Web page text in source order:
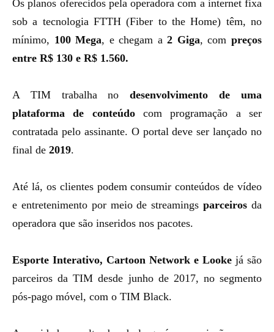
Osplanos oferecidos pela operadora com a internet fixa
sob a tecnologia FTTH (Fiber to the Home) têm, no
mínimo, 100 Mega, e chegam a2 Giga, compreços
entre R$ 130 e R$ 1.560.
A TIM trabalha nodesenvolvimento de uma
plataforma de conteúdocom programação a ser
contratada pelo assinante. O portal deve ser lançado no
final de 2019.
Até lá, os clientes podem consumir conteúdos de vídeo
e entretenimento por meio de streamingsparceirosda
operadora que são inseridos nos pacotes.
Esporte Interativo, Cartoon Network e Looke já são
parceiros da TIM desde junho de 2017, no segmento
pós-pago móvel, com o TIM Black.